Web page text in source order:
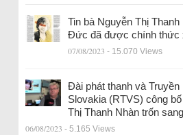
Tin bà Nguyễn Thị
Đức đã được chính thức
07/08/2023 - 15.070 Views
Đài phát thanh và
Slovakia (RTVS) công
Thị Thanh Nhàn trốn
06/08/2023 - 5.165 Views